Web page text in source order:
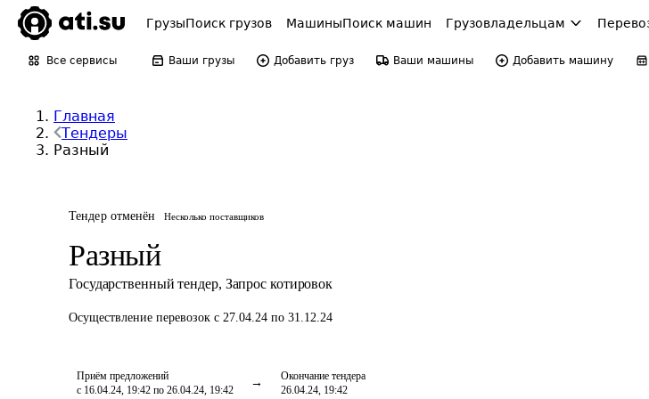
ГрузыПоиск грузов МашиныПоиск машин Грузовладельцам
Все сервисы Ваши грузы Добавить груз Ваши машины Добавить машину
Главная
Тендеры
Разный
Тендер отменён Несколько поставщиков
Разный
Государственный тендер, Запрос котировок
Осуществление перевозок с 27.04.24 по 31.12.24
Приём предложений
с 16.04.24, 19:42 по 26.04.24, 19:42
Окончание тендера
26.04.24, 19:42